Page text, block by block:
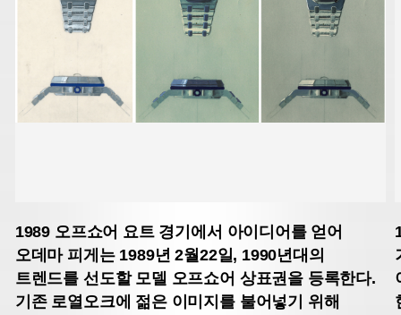
1989 오프쇼어 요트 경기에서 아이디어를 얻어
오데마 피게는 1989년 2월22일, 1990년대의
트렌드를 선도할 모델 오프쇼어 상표권을 등록한다.
기존 로열오크에 젊은 이미지를 불어넣기 위해